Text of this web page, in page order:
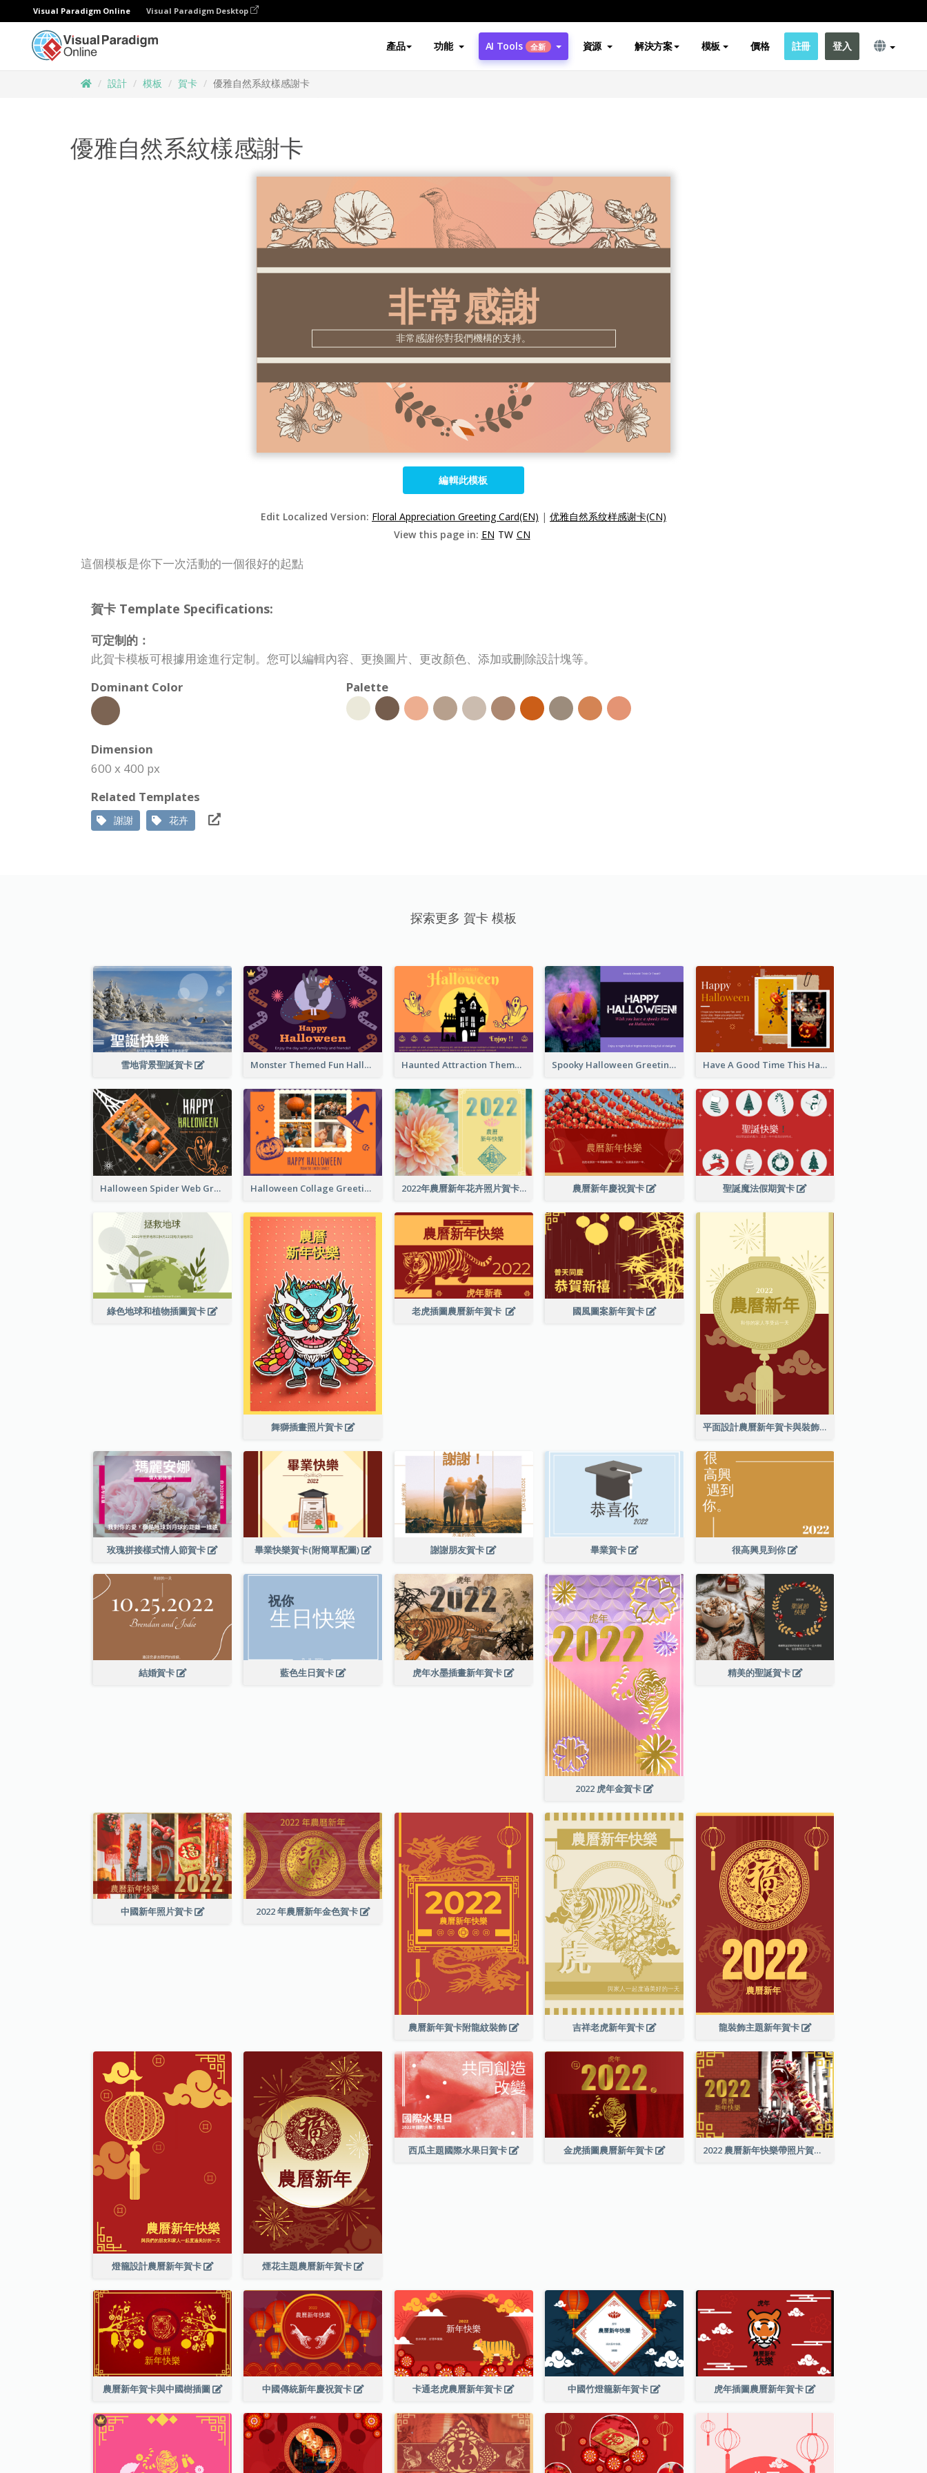
Visual Paradigm Online Visual Paradigm Desktop
產品 功能 AI Tools 全新 資源 解決方案 模板 價格 註冊 登入
設計 模板 賀卡 優雅自然系紋樣感謝卡
優雅自然系紋樣感謝卡
編輯此模板
Edit Localized Version: Floral Appreciation Greeting Card(EN) | 优雅自然系纹样感谢卡(CN)
View this page in: EN TW CN
這個模板是你下一次活動的一個很好的起點
賀卡 Template Specifications:
可定制的：
此賀卡模板可根據用途進行定制。您可以編輯內容、更換圖片、更改顏色、添加或刪除設計塊等。
Dominant Color
Palette
Dimension
600 x 400 px
Related Templates
謝謝 花卉
探索更多 賀卡 模板
雪地背景聖誕賀卡 Monster Themed Fun Halloween Greeting Card Haunted Attraction Themed Halloween Card Spooky Halloween Greeting Card Have A Good Time This Halloween Greeting Card
Halloween Spider Web Greeting Card Halloween Collage Greeting Card 2022年農曆新年花卉照片賀卡 農曆新年慶祝賀卡 聖誕魔法假期賀卡
綠色地球和植物插圖賀卡
舞獅插畫照片賀卡
老虎插圖農曆新年賀卡 國風圖案新年賀卡
平面設計農曆新年賀卡與裝飾
玫瑰拼接樣式情人節賀卡 畢業快樂賀卡(附簡單配圖) 謝謝朋友賀卡 畢業賀卡 很高興見到你
結婚賀卡 藍色生日賀卡 虎年水墨插畫新年賀卡
2022 虎年金賀卡
精美的聖誕賀卡
中國新年照片賀卡 2022 年農曆新年金色賀卡
農曆新年賀卡附龍紋裝飾 吉祥老虎新年賀卡 龍裝飾主題新年賀卡
燈籠設計農曆新年賀卡 煙花主題農曆新年賀卡
西瓜主題國際水果日賀卡 金虎插圖農曆新年賀卡 2022 農曆新年快樂帶照片賀卡
農曆新年賀卡與中國樹插圖 中國傳統新年慶祝賀卡 卡通老虎農曆新年賀卡 中國竹燈籠新年賀卡 虎年插圖農曆新年賀卡